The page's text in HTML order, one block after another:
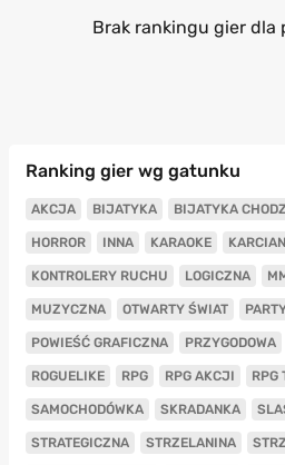
Brak rankingu gier dla
Ranking gier wg gatunku
AKCJA BIJATYKA BIJATYKA
HORROR INNA KARAOKE
KONTROLERY RUCHU LOGICZNA
MUZYCZNA OTWARTY ŚWIAT
POWIEŚĆ GRAFICZNA PRZYGODOWA
ROGUELIKE RPG RPG AKCJI RPG
SAMOCHODÓWKA SKRADANKA
STRATEGICZNA STRZELANINA